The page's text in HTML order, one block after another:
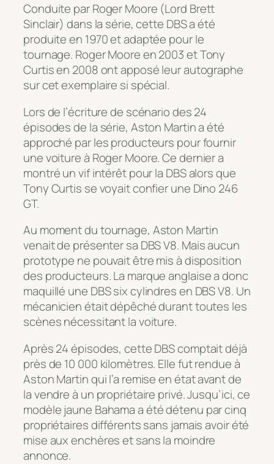
Conduite par Roger Moore (Lord Brett
Sinclair) dans la série, cette DBS a été
produite en 1970 et adaptée pour le
tournage. Roger Moore en 2003 et Tony
Curtis en 2008 ont apposé leur autographe
sur cet exemplaire si spécial.
Lors de l’écriture de scénario des 24
épisodes de la série, Aston Martin a été
approché par les producteurs pour fournir
une voiture à Roger Moore. Ce dernier a
montré un vif intérêt pour la DBS alors que
Tony Curtis se voyait confier une Dino 246
GT.
Au moment du tournage, Aston Martin
venait de présenter sa DBS V8. Mais aucun
prototype ne pouvait être mis à disposition
des producteurs. La marque anglaise a donc
maquillé une DBS six cylindres en DBS V8. Un
mécanicien était dépêché durant toutes les
scènes nécessitant la voiture.
Après 24 épisodes, cette DBS comptait déjà
près de 10 000 kilomètres. Elle fut rendue à
Aston Martin qui l’a remise en état avant de
la vendre à un propriétaire privé. Jusqu’ici, ce
modèle jaune Bahama a été détenu par cinq
propriétaires différents sans jamais avoir été
mise aux enchères et sans la moindre
annonce.